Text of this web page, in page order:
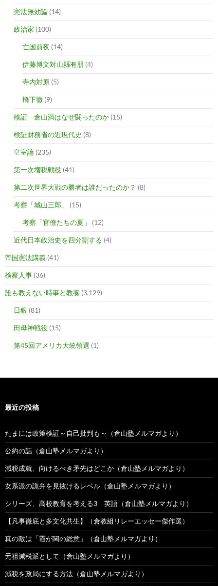
憲法無効論 (14)
政治家 (100)
亡国前夜 (14)
伊藤博文対山縣有朋 (4)
寺内対原 (5)
橋下徹 (9)
検証 倉山満はなぜ闘ったのか (15)
検証財務省の近現代史 (8)
皇室論 (235)
第一次増税戦役 (41)
第二次世界大戦の勝者は誰だったのか？ (8)
考察「城山三郎」 (15)
考察「官僚たちの夏」 (12)
近代日本政治史を四分割する (4)
帝国憲法講義 (41)
検察人事 (36)
誰も教えない時事と教養 (3,129)
日銀 (81)
田母神戦役 (15)
第45回アメリカ大統領選 (1)
最近の投稿
たまには政策検証～自己批判も～（倉山塾メルマガより）
公約の話（倉山塾メルマガより）
減税成就、向けるべき矛先はどこか（倉山塾メルマガより）
女系派の詭弁を見抜けるレベル（倉山塾メルマガより）
シリーズ、高校教育を考える3 英語（倉山塾メルマガより）
【凡事徹底と多文化共生】（倉教組リレーエッセー傑作選）
真の敵は「霞が関の総意」（倉山塾メルマガより）
元祖減税派として（倉山塾メルマガより）
減税を政局にする方法（倉山塾メルマガより）